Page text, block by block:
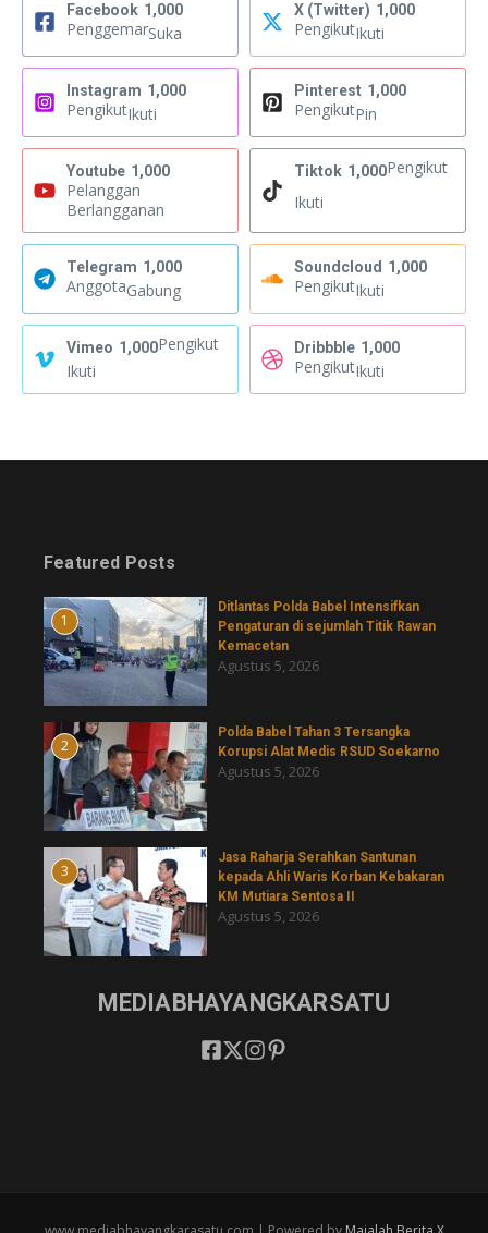
Facebook 1,000
PenggemarSuka
X (Twitter) 1,000
PengikutIkuti
Instagram 1,000
PengikutIkuti
Pinterest 1,000
PengikutPin
Youtube 1,000
Pelanggan
Berlangganan
Tiktok 1,000Pengikut
Ikuti
Telegram 1,000
AnggotaGabung
Soundcloud 1,000
PengikutIkuti
Vimeo 1,000Pengikut
Ikuti
Dribbble 1,000
PengikutIkuti
Featured Posts
1
Ditlantas Polda Babel Intensifkan
Pengaturan di sejumlah Titik Rawan
Kemacetan
Agustus 5, 2026
2
Polda Babel Tahan 3 Tersangka
Korupsi Alat Medis RSUD Soekarno
Agustus 5, 2026
3
Jasa Raharja Serahkan Santunan
kepada Ahli Waris Korban Kebakaran
KM Mutiara Sentosa II
Agustus 5, 2026
MEDIABHAYANGKARSATU